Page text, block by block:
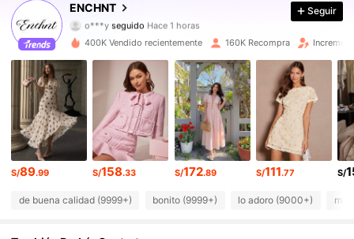
ENCHNT
o***y seguido Hace 1 horas
4.86
1.3M Seguidores
1.3M Seguidores
4.86 1.3M Seguidores
Seguir
400K Vendido recientemente 160K Recompra
S/89.99 S/158.33 S/172.89 S/111.77 S/
de buena calidad (9999+) bonito (9999+) lo adoro (9000+)